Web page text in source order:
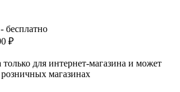
бесплатно
₽
для интернет-магазина и может
магазинах